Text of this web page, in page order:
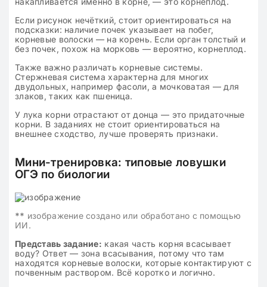
Если рисунок нечёткий, стоит ориентироваться на
подсказки: наличие почек указывает на побег,
корневые волоски — на корень. Если орган толстый и
без почек, похож на морковь — вероятно, корнеплод.
Также важно различать корневые системы.
Стержневая система характерна для многих
двудольных, например фасоли, а мочковатая — для
злаков, таких как пшеница.
У лука корни отрастают от донца — это придаточные
корни. В заданиях не стоит ориентироваться на
внешнее сходство, лучше проверять признаки.
Мини-тренировка: типовые ловушки
ОГЭ по биологии
** изображение создано или обработано с помощью
ИИ.
Представь задание: какая часть корня всасывает
воду? Ответ — зона всасывания, потому что там
находятся корневые волоски, которые контактируют с
почвенным раствором. Всё коротко и логично.